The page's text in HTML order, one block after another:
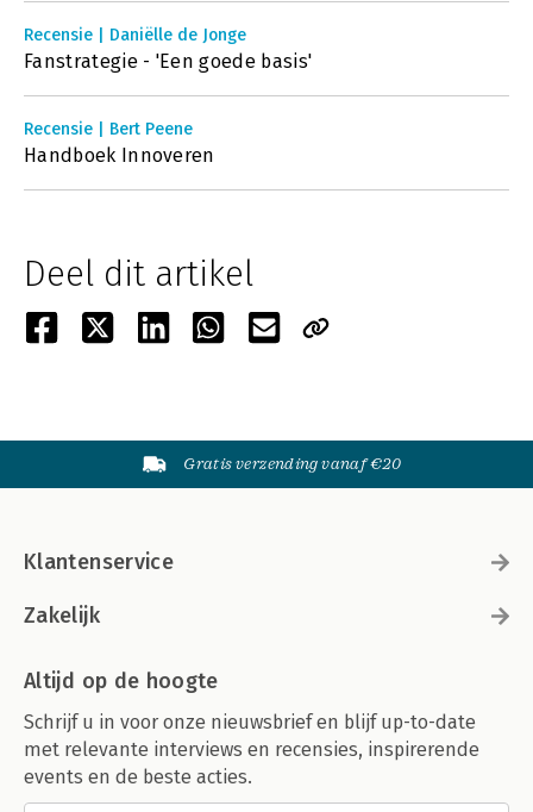
Recensie | Daniëlle de Jonge
Fanstrategie - 'Een goede basis'
Recensie | Bert Peene
Handboek Innoveren
Deel dit artikel
Gratis verzending vanaf €20
Klantenservice
Zakelijk
Altijd op de hoogte
Schrijf u in voor onze nieuwsbrief en blijf up-to-date
met relevante interviews en recensies, inspirerende
events en de beste acties.